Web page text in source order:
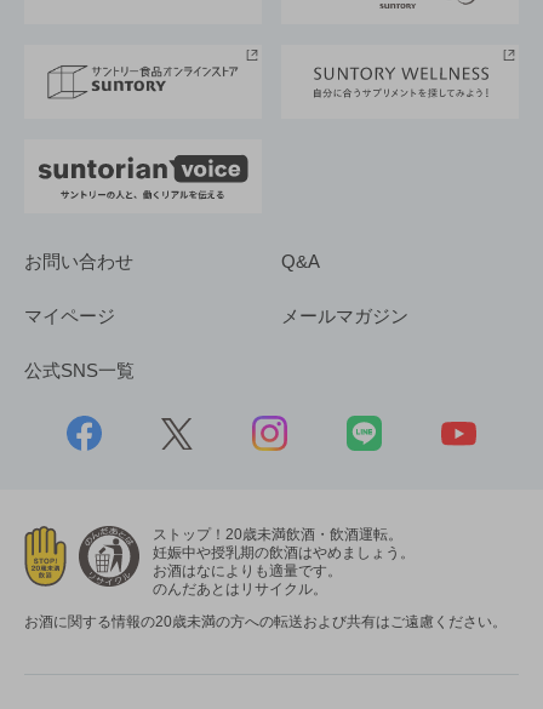
採用情報
お問い合わせ Q&A
マイページ メールマガジン
公式SNS一覧
ストップ！20歳未満飲酒・飲酒運転。
妊娠中や授乳期の飲酒はやめましょう。
お酒はなによりも適量です。
のんだあとはリサイクル。
お酒に関する情報の20歳未満の方への転送および共有はご遠慮ください。